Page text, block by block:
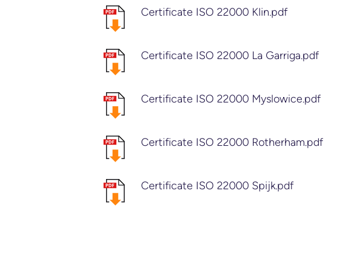
Certificate ISO 22000 Klin.pdf
Certificate ISO 22000 La Garriga.pdf
Certificate ISO 22000 Myslowice.pdf
Certificate ISO 22000 Rotherham.pdf
Certificate ISO 22000 Spijk.pdf